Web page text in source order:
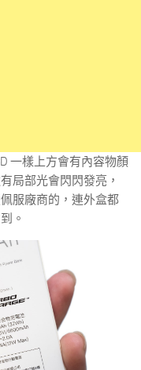
一樣上方會有內容物顏
局部光會閃閃發亮，
服廠商的，連外盒都
。